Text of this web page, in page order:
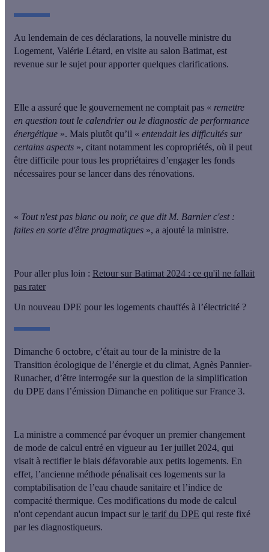
Au lendemain de ces déclarations, la nouvelle ministre du
Logement, Valérie Létard, en visite au salon Batimat, est
revenue sur le sujet pour apporter quelques clarifications.
Elle a assuré que le gouvernement ne comptait pas « remettre
en question tout le calendrier ou le diagnostic de performance
énergétique ». Mais plutôt qu’il « entendait les difficultés sur
certains aspects », citant notamment les copropriétés, où il peut
être difficile pour tous les propriétaires d’engager les fonds
nécessaires pour se lancer dans des rénovations.
« Tout n'est pas blanc ou noir, ce que dit M. Barnier c'est :
faites en sorte d'être pragmatiques », a ajouté la ministre.
Pour aller plus loin : Retour sur Batimat 2024 : ce qu'il ne fallait
pas rater
Un nouveau DPE pour les logements chauffés à l’électricité ?
Dimanche 6 octobre, c’était au tour de la ministre de la
Transition écologique de l’énergie et du climat, Agnès Pannier-
Runacher, d’être interrogée sur la question de la simplification
du DPE dans l’émission Dimanche en politique sur France 3.
La ministre a commencé par évoquer un premier changement
de mode de calcul entré en vigueur au 1er juillet 2024, qui
visait à rectifier le biais défavorable aux petits logements. En
effet, l’ancienne méthode pénalisait ces logements sur la
comptabilisation de l’eau chaude sanitaire et l’indice de
compacité thermique. Ces modifications du mode de calcul
n'ont cependant aucun impact sur le tarif du DPE qui reste fixé
par les diagnostiqueurs.